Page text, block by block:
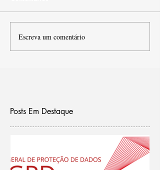
Escreva um comentário
Posts Em Destaque